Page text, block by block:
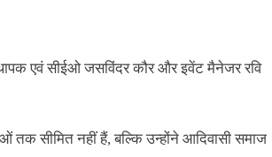
एवं सीईओ जसविंदर कौर और इवेंट मैनेजर रवि
तक सीमित नहीं हैं, बल्कि उन्होंने आदिवासी समाज